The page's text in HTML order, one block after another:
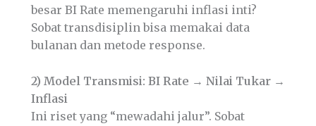
besar BI Rate memengaruhi inflasi inti?
Sobat transdisiplin bisa memakai data
bulanan dan metode response.
2) Model Transmisi: BI Rate → Nilai Tukar →
Inflasi
Ini riset yang “mewadahi jalur”. Sobat